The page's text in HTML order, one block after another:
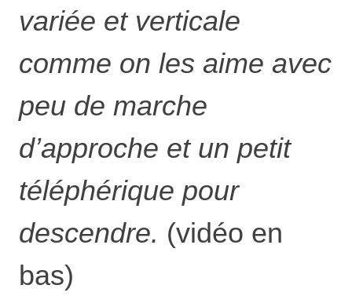
variée et verticale
comme on les aime avec
peu de marche
d’approche et un petit
téléphérique pour
descendre. (vidéo en
bas)